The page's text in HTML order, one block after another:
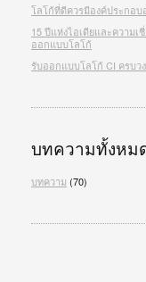
โลโก้ที่ดีควรมีองค์ประกอบ
15 ปีแห่งไอเดียและความ
ออกแบบโลโก้
รับออกแบบโลโก้ CI ครบว
บทความทั้งหม
บทความ (70)